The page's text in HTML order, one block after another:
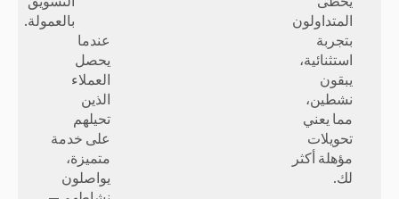
المتداولون
بتجربة
استثنائية،
يبقون
نشطين،
مما يعني
تحويلات
مؤهلة أكثر
لك.
بالعمولة.
عندما
يحصل
العملاء
الذين
تحيلهم
على خدمة
متميزة،
يواصلون